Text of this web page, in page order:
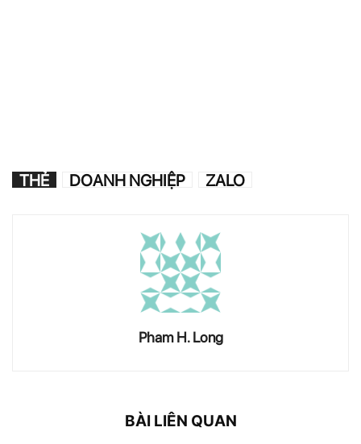
THẺ DOANH NGHIỆP ZALO
Pham H. Long
BÀI LIÊN QUAN